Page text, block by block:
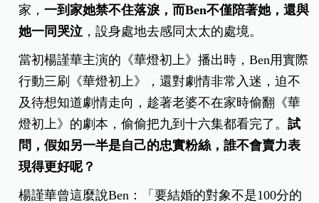
家，一到家她禁不住落淚，而Ben不僅陪著她，還與
她一同哭泣 ，設身處地去感同太太的處境。
當初楊謹華主演的《華燈初上》播出時，Ben用實際
行動三刷《華燈初上》，還對劇情非常入迷，迫不
及待想知道劇情走向，趁著老婆不在家時偷翻《華
燈初上》的劇本，偷偷把九到十六集都看完了。試
問，假如另一半是自己的忠實粉絲，誰不會賣力表
現得更好呢？
楊謹華曾這麼說Ben：「要結婚的對象不是100分的